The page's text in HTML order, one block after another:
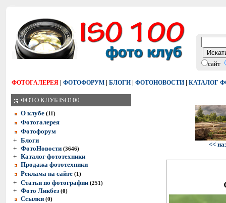
сайт
ФОТОГАЛЕРЕЯ | ФОТОФОРУМ | БЛОГИ | ФОТОНОВОСТИ | КАТАЛОГ
ФОТО КЛУБ ISO100
О клубе (11)
Фотогалерея
Фотофорум
+ Блоги
+ ФотоНовости (3646)
+ Каталог фототехники
Продажа фототехники
Реклама на сайте (1)
+ Статьи по фотографии (251)
+ Фото Ликбез (0)
Ссылки (0)
<<